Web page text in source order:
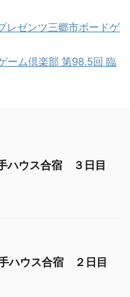
ゼンツ三郷市ボードゲ
ム倶楽部 第98.5回 臨
ウス合宿 ３日目
ウス合宿 ２日目